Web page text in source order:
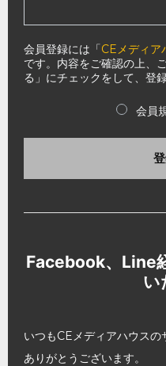
会員登録には「CEメディア
です。内容をご確認の上、
る」にチェックをして、登
会員
Facebook、Line
い
いつもCEメディアハウス
ありがとうございます。